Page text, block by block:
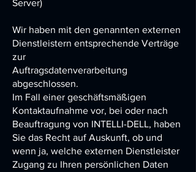
Server)
Wir haben mit den genannten externen
Dienstleistern entsprechende Verträge
zur
Auftragsdatenverarbeitung
abgeschlossen.
Im Fall einer geschäftsmäßigen
Kontaktaufnahme vor, bei oder nach
Beauftragung von INTELLI-DELL, haben
Sie das Recht auf Auskunft, ob und
wenn ja, welche externen Dienstleister
Zugang zu Ihren persönlichen Daten